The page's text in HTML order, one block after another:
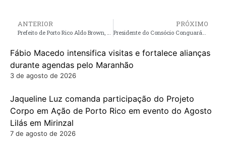
ANTERIOR
Prefeito de Porto Rico Aldo Brown, é eleito presidente do Consórcio Conguarás para o biênio 2025/2026
PRÓXIMO
Presidente do Consócio Conguarás Prefeito Aldo Brown, participa da reinauguração do Cais Hidroviário de Cururupu
Fábio Macedo intensifica visitas e fortalece alianças
durante agendas pelo Maranhão
3 de agosto de 2026
Jaqueline Luz comanda participação do Projeto
Corpo em Ação de Porto Rico em evento do Agosto
Lilás em Mirinzal
7 de agosto de 2026